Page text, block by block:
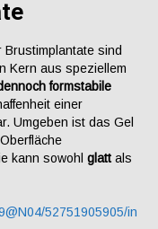
sind
Kern aus speziellem
formstabile
einer
Umgeben ist das Gel
kann sowohl glatt als
52751905905/in